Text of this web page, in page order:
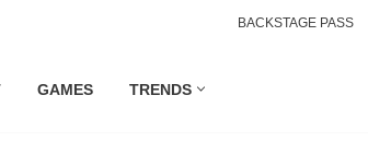
BACKSTAGE PASS
GAMES TRENDS